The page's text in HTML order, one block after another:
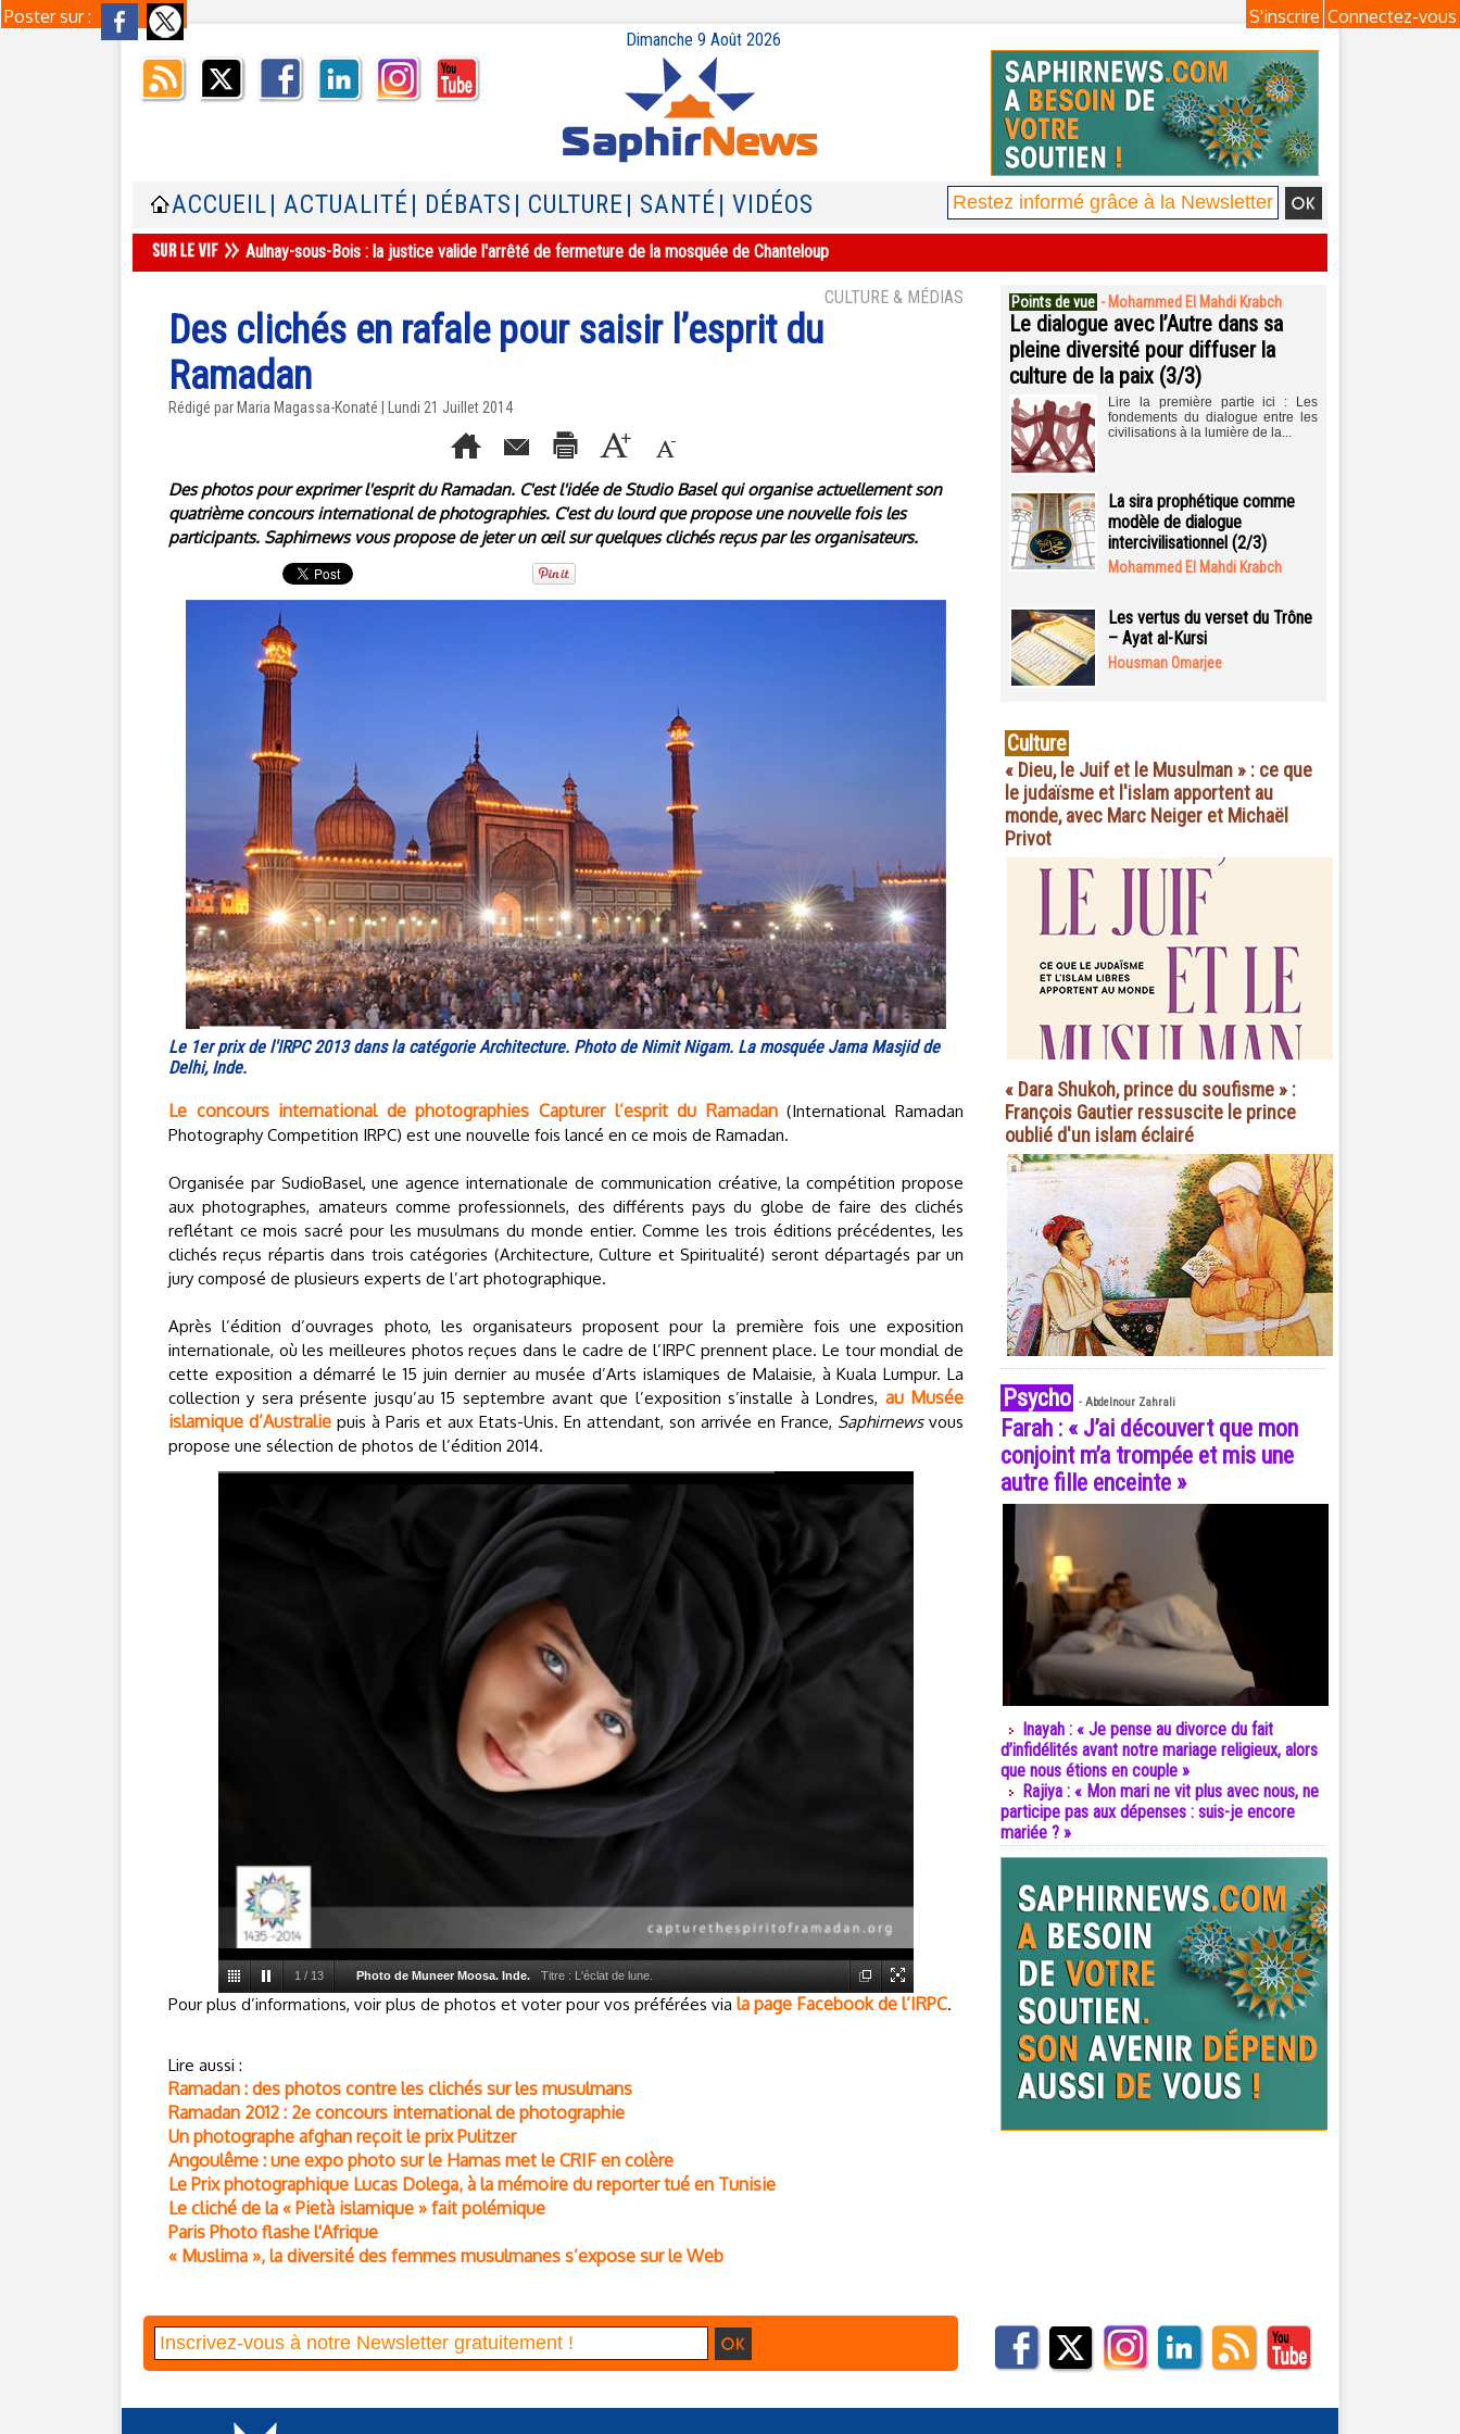
Poster sur : Connectez-vous
S'inscrire
Dimanche 9 Août 2026
ACCUEIL | ACTUALITÉ | DÉBATS | CULTURE | SANTÉ | VIDÉOS
Aulnay-sous-Bois : la justice valide l'arrêté de fermeture de la mosquée de Chanteloup
CULTURE & MÉDIAS
Des clichés en rafale pour saisir l’esprit du
Ramadan
Rédigé par Maria Magassa-Konaté | Lundi 21 Juillet 2014
Des photos pour exprimer l'esprit du Ramadan. C'est l'idée de Studio Basel qui organise actuellement son
quatrième concours international de photographies. C'est du lourd que propose une nouvelle fois les
participants. Saphirnews vous propose de jeter un œil sur quelques clichés reçus par les organisateurs.
Le 1er prix de l'IRPC 2013 dans la catégorie Architecture. Photo de Nimit Nigam. La mosquée Jama Masjid de
Delhi, Inde.
Le concours international de photographies Capturer l’esprit du Ramadan(International Ramadan
Photography Competition IRPC) est une nouvelle fois lancé en ce mois de Ramadan.
Organisée par SudioBasel, une agence internationale de communication créative, la compétition propose
aux photographes, amateurs comme professionnels, des différents pays du globe de faire des clichés
reflétant ce mois sacré pour les musulmans du monde entier. Comme les trois éditions précédentes, les
clichés reçus répartis dans trois catégories (Architecture, Culture et Spiritualité) seront départagés par un
jury composé de plusieurs experts de l’art photographique.
Après l’édition d’ouvrages photo, les organisateurs proposent pour la première fois une exposition
internationale, où les meilleures photos reçues dans le cadre de l’IRPC prennent place. Le tour mondial de
cette exposition a démarré le 15 juin dernier au musée d’Arts islamiques de Malaisie, à Kuala Lumpur. La
collection y sera présente jusqu’au 15 septembre avant que l’exposition s’installe à Londres, au Musée
islamique d’Australie puis à Paris et aux Etats-Unis. En attendant, son arrivée en France, Saphirnewsvous
propose une sélection de photos de l’édition 2014.
1 / 13 Photo de Muneer Moosa. Inde. Titre : L'éclat de lune.
Pour plus d’informations, voir plus de photos et voter pour vos préférées via la page Facebook de l’IRPC.
Lire aussi :
Ramadan : des photos contre les clichés sur les musulmans
Ramadan 2012 : 2e concours international de photographie
Un photographe afghan reçoit le prix Pulitzer
Angoulême : une expo photo sur le Hamas met le CRIF en colère
Le Prix photographique Lucas Dolega, à la mémoire du reporter tué en Tunisie
Le cliché de la « Pietà islamique » fait polémique
Paris Photo flashe l'Afrique
« Muslima », la diversité des femmes musulmanes s’expose sur le Web
Points de vue - Mohammed El Mahdi Krabch
Le dialogue avec l’Autre dans sa
pleine diversité pour diffuser la
culture de la paix (3/3)
Lire la première partie ici : Les
fondements du dialogue entre les
civilisations à la lumière de la...
La sira prophétique comme
modèle de dialogue
intercivilisationnel (2/3)
Mohammed El Mahdi Krabch
Les vertus du verset du Trône
– Ayat al-Kursi
Housman Omarjee
Culture
« Dieu, le Juif et le Musulman » : ce que
le judaïsme et l'islam apportent au
monde, avec Marc Neiger et Michaël
Privot
« Dara Shukoh, prince du soufisme » :
François Gautier ressuscite le prince
oublié d'un islam éclairé
Psycho - Abdelnour Zahrali
Farah : « J’ai découvert que mon
conjoint m’a trompée et mis une
autre fille enceinte »
Inayah : « Je pense au divorce du fait
d’infidélités avant notre mariage religieux, alors
que nous étions en couple »
Rajiya : « Mon mari ne vit plus avec nous, ne
participe pas aux dépenses : suis-je encore
mariée ? »